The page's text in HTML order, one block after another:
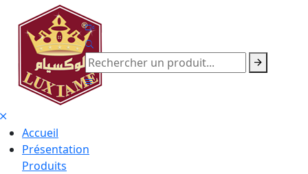
Accueil
Présentation
Produits